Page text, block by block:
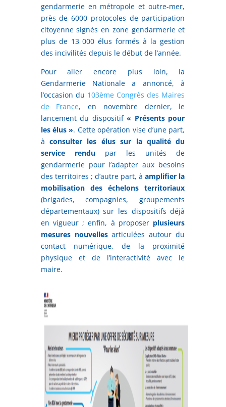
gendarmerie en métropole et outre-mer,
près de 6000 protocoles de participation
citoyenne signés en zone gendarmerie et
plus de 13 000 élus formés à la gestion
des incivilités depuis le début de l’année.
Pour aller encore plus loin, la
Gendarmerie Nationale a annoncé, à
l’occasion du 103ème Congrès des Maires
de France, en novembre dernier, le
lancement du dispositif« Présents pour
les élus ». Cette opération vise d’une part,
à consulter les élus sur la qualité du
service rendupar les unités de
gendarmerie pour l’adapter aux besoins
des territoires ; d’autre part, àamplifier la
mobilisation des échelons territoriaux
(brigades, compagnies, groupements
départementaux) sur les dispositifs déjà
en vigueur ; enfin, à proposer plusieurs
mesures nouvellesarticulées autour du
contact numérique, de la proximité
physique et de l’interactivité avec le
maire.